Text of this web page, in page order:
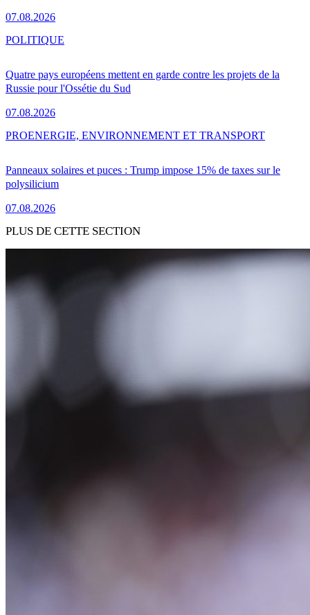
07.08.2026
Quatre pays européens mettent en garde contre les projets de la
Russie pour l'Ossétie du Sud
07.08.2026
POLITIQUE
Panneaux solaires et puces : Trump impose 15% de taxes sur le
polysilicium
07.08.2026
PROENERGIE, ENVIRONNEMENT ET TRANSPORT
PLUS DE CETTE SECTION